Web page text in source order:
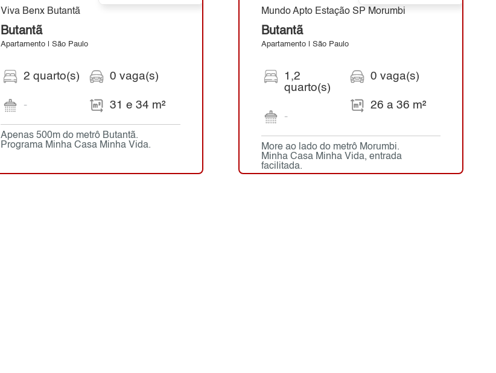
Viva Benx Butantã
Butantã
Apartamento | São Paulo
2 quarto(s)
-
0 vaga(s)
31 e 34 m²
Apenas 500m do metrô Butantã.
Programa Minha Casa Minha Vida.
Mundo Apto Estação SP Morumbi
Butantã
Apartamento | São Paulo
1,2
quarto(s)
-
0 vaga(s)
26 a 36 m²
More ao lado do metrô Morumbi.
Minha Casa Minha Vida, entrada
facilitada.